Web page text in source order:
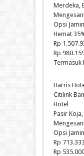
Merdeka,
Opsi
Hemat
Rp
Rp
Termasuk
Harris
Citilink
Hotel
Pasir
Opsi
Rp 713.333
Rp